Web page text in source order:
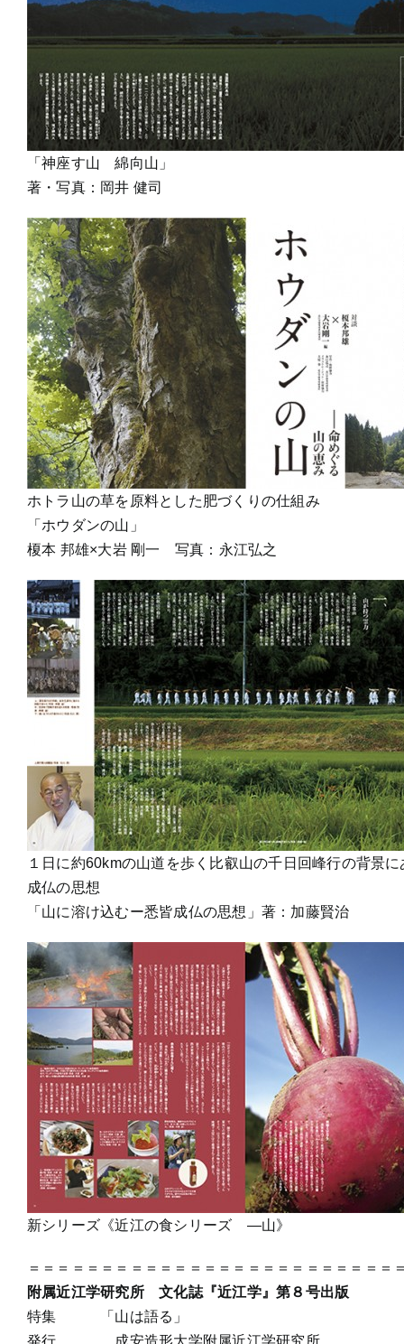
「神座す山 綿向山」
著・写真：岡井 健司
ホトラ山の草を原料とした肥づくりの仕組み
「ホウダンの山」
榎本 邦雄×大岩 剛一 写真：永江弘之
１日に約60kmの山道を歩く比叡山の千日回峰行の背景
成仏の思想
「山に溶け込むー悉皆成仏の思想」著：加藤賢治
新シリーズ《近江の食シリーズ ―山》
＝＝＝＝＝＝＝＝＝＝＝＝＝＝＝＝＝＝＝＝＝＝＝＝＝
附属近江学研究所 文化誌『近江学』第８号出版
特集 「山は語る」
発行 成安造形大学附属近江学研究所